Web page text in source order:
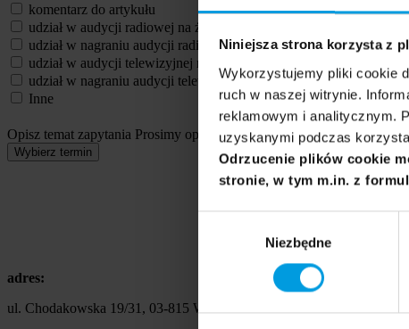
Niniejsza strona korzysta z
Wykorzystujemy pliki cookie
ruch w naszej witrynie.
reklamowym i analitycznym.
uzyskanymi podczas
Odrzucenie plików cookie
stronie, w tym m.in. z
Niezbędne
komentarz do artykułu
udział w audycji radiowej na żywo
udział w nagraniu audycji radiowej
udział w audycji telewizyjnej na żywo
udział w nagraniu audycji telewizyjnej
Inne
Opisz temat zapytania Prosimy opisać problem, zjawisko czy
Wybierz termin
adres:
ul. Chodakowska 19/31, 03-815 Warszawa